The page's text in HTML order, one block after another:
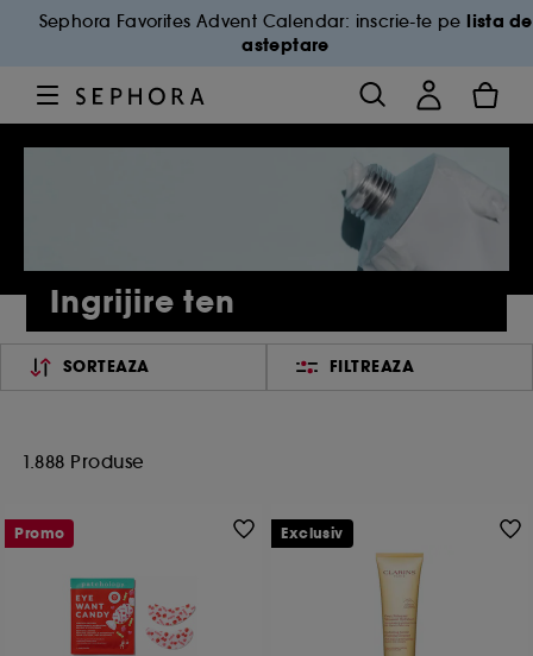
Sephora Favorites Advent Calendar: inscrie-te pe lista de
asteptare
Ingrijire ten
SORTEAZA FILTREAZA
1.888 Produse
Promo Exclusiv